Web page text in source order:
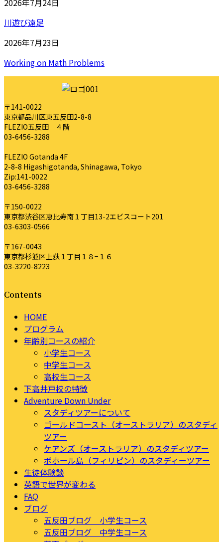
2026年7月24日
川遊び遠足
2026年7月23日
Working on Math Problems
〒141-0022
東京都品川区東五反田2-8-8
FLEZIO五反田 ４階
03-6456-3288
FLEZIO Gotanda 4F
2-8-8 Higashigotanda, Shinagawa, Tokyo
Zip:141-0022
03-6456-3288
〒150-0022
東京都渋谷区恵比寿南１丁目13-2エビスコート201
03-6303-0566
〒167-0043
東京都杉並区上荻１丁目１８−１６
03-3220-8223
Contents
HOME
プログラム
年齢別コースの紹介
小学生コース
中学生コース
高校生コース
下高井戸校の特徴
Adventure Down Under
スタディツアーについて
ゴールドコースト（オーストラリア）のスタディ
ツアー
ケアンズ（オーストラリア）のスタディツアー
ボホール島（フィリピン）のスタディーツアー
生徒体験談
英語で世界が変わる
FAQ
ブログ
五反田ブログ 小学生コース
五反田ブログ 中学生コース